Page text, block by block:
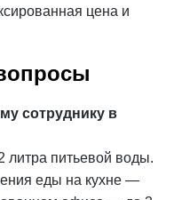
цена и
сотруднику в
питьевой воды.
еды на кухне —